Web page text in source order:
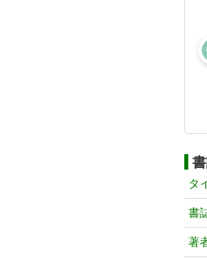
タ
書
著